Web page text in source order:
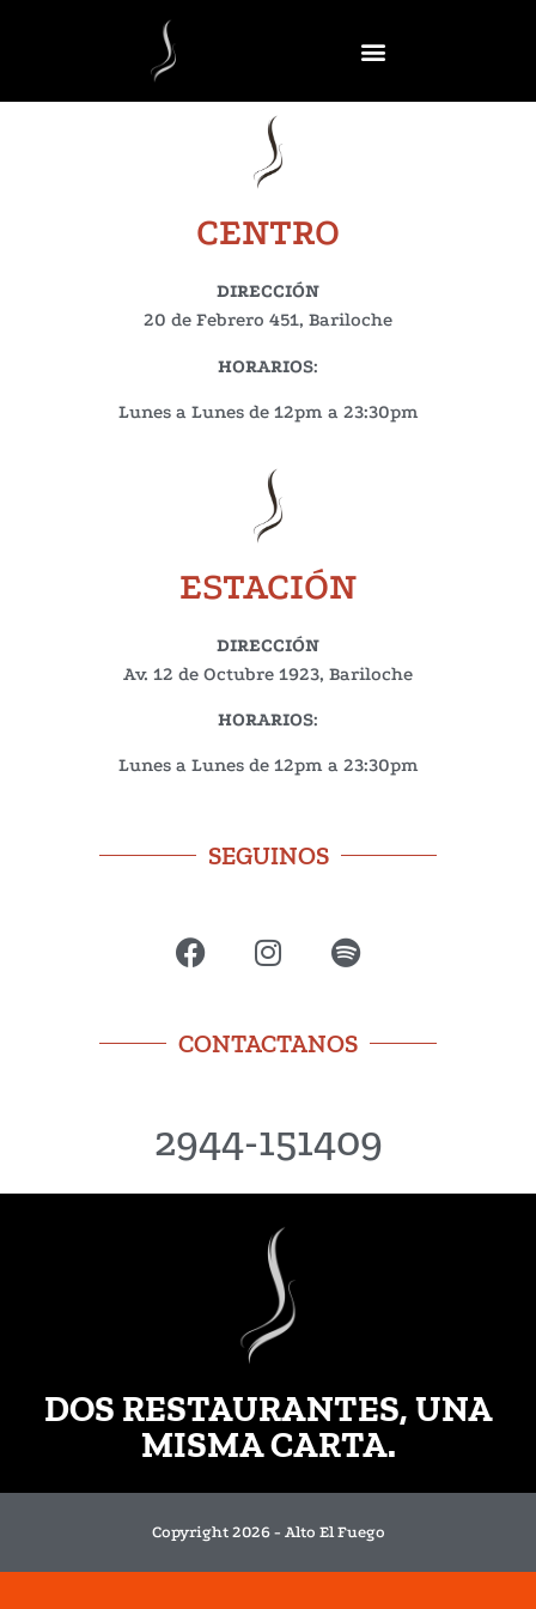
CENTRO
DIRECCIÓN
20 de Febrero 451, Bariloche
HORARIOS:
Lunes a Lunes de 12pm a 23:30pm
ESTACIÓN
DIRECCIÓN
Av. 12 de Octubre 1923, Bariloche
HORARIOS:
Lunes a Lunes de 12pm a 23:30pm
SEGUINOS
CONTACTANOS
2944-151409
DOS RESTAURANTES, UNA
MISMA CARTA.
Copyright 2026 - Alto El Fuego